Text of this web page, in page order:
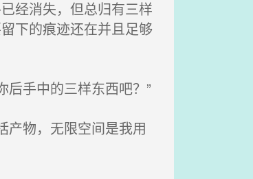
经消失，但总归有三样
下的痕迹还在并且足够
手中的三样东西吧？”
产物，无限空间是我用